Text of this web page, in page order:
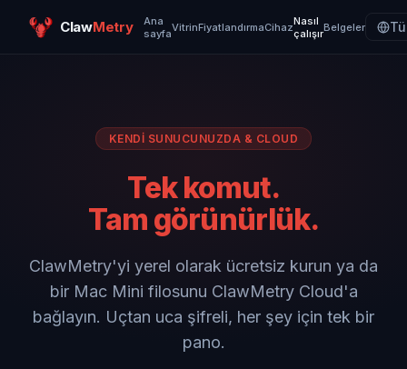
ClawMetry
Ana
sayfaVitrinFiyatlandırmaCihazNasıl
çalışırBelgeler
KENDI SUNUCUNUZDA & CLOUD
Tek komut.
Tam görünürlük.
ClawMetry'yi yerel olarak ücretsiz kurun ya da
bir Mac Mini filosunu ClawMetry Cloud'a
bağlayın. Uçtan uca şifreli, her şey için tek bir
pano.